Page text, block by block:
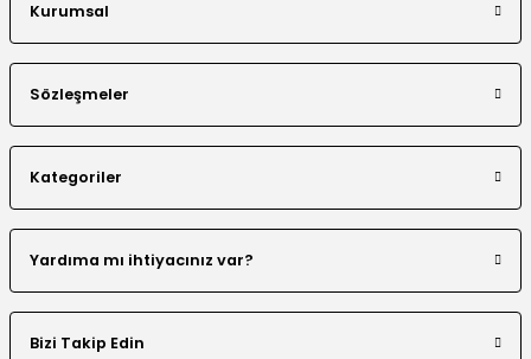
Kurumsal
Sözleşmeler
Kategoriler
Yardıma mı ihtiyacınız var?
Bizi Takip Edin